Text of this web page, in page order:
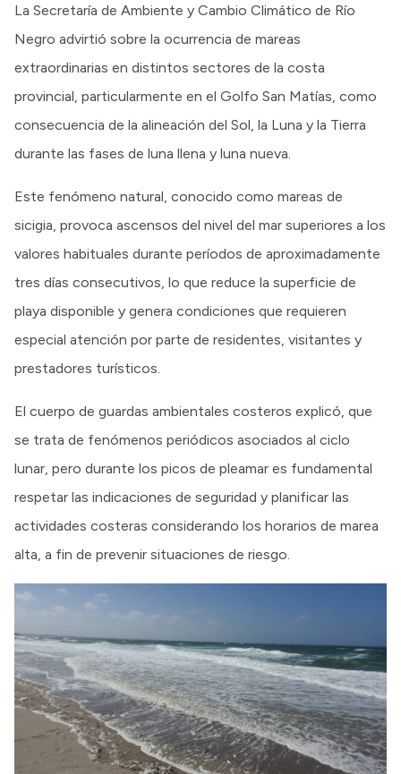
La Secretaría de Ambiente y Cambio Climático de Río
Negro advirtió sobre la ocurrencia de mareas
extraordinarias en distintos sectores de la costa
provincial, particularmente en el Golfo San Matías, como
consecuencia de la alineación del Sol, la Luna y la Tierra
durante las fases de luna llena y luna nueva.
Este fenómeno natural, conocido como mareas de
sicigia, provoca ascensos del nivel del mar superiores a los
valores habituales durante períodos de aproximadamente
tres días consecutivos, lo que reduce la superficie de
playa disponible y genera condiciones que requieren
especial atención por parte de residentes, visitantes y
prestadores turísticos.
El cuerpo de guardas ambientales costeros explicó, que
se trata de fenómenos periódicos asociados al ciclo
lunar, pero durante los picos de pleamar es fundamental
respetar las indicaciones de seguridad y planificar las
actividades costeras considerando los horarios de marea
alta, a fin de prevenir situaciones de riesgo.